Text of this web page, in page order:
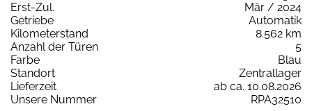
Erst-Zul.
Mär / 2024
Getriebe
Automatik
Kilometerstand
8.562 km
Anzahl der Türen
5
Farbe
Blau
Standort
Zentrallager
Lieferzeit
ab ca. 10.08.2026
Unsere Nummer
RPA32510